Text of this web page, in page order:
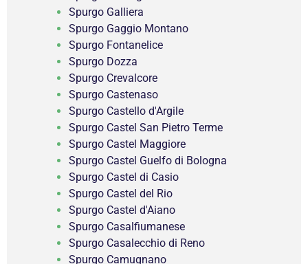
Spurgo Galliera
Spurgo Gaggio Montano
Spurgo Fontanelice
Spurgo Dozza
Spurgo Crevalcore
Spurgo Castenaso
Spurgo Castello d'Argile
Spurgo Castel San Pietro Terme
Spurgo Castel Maggiore
Spurgo Castel Guelfo di Bologna
Spurgo Castel di Casio
Spurgo Castel del Rio
Spurgo Castel d'Aiano
Spurgo Casalfiumanese
Spurgo Casalecchio di Reno
Spurgo Camugnano